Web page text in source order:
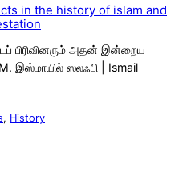
in the history of islam and
பிரிவினரும் அதன் இன்றைய
இஸ்மாயில் ஸலஃபி | Ismail
, History